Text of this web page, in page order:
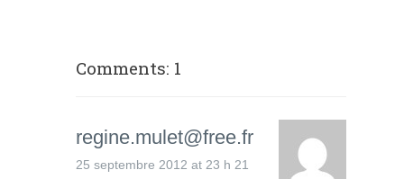
Comments: 1
regine.mulet@free.fr
25 septembre 2012 at 23 h 21